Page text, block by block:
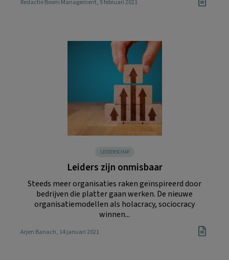
Redactie Boom Management, 5 februari 2021
LEIDERSCHAP
Leiders zijn onmisbaar
Steeds meer organisaties raken geïnspireerd door
bedrijven die platter gaan werken. De nieuwe
organisatiemodellen als holacracy, sociocracy
winnen...
Arjen Banach, 14 januari 2021